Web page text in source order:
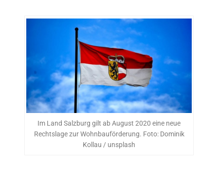
Im Land Salzburg gilt ab August 2020 eine neue
Rechtslage zur Wohnbauförderung. Foto: Dominik
Kollau / unsplash